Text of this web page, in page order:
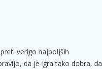
verigo najboljših
da je igra tako dobra, da